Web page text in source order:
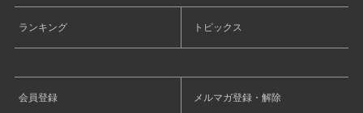
FOLLOW US
ランキング トピックス
会員登録 メルマガ登録・解除